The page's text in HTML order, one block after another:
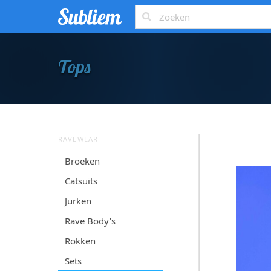
Tops
RAVEWEAR
Broeken
Catsuits
Jurken
Rave Body's
Rokken
Sets